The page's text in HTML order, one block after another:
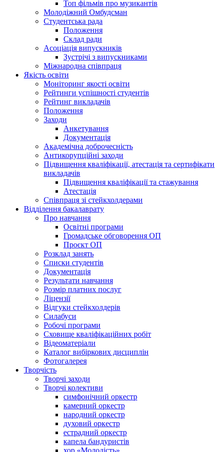
Топ фільмів про музикантів
Молодіжний Омбудсман
Студентська рада
Положення
Склад ради
Асоціація випускників
Зустрічі з випускниками
Міжнародна співпраця
Якість освіти
Моніторинг якості освіти
Рейтинги успішності студентів
Рейтинг викладачів
Положення
Заходи
Анкетування
Документація
Академічна доброчесність
Антикорупційні заходи
Підвищення кваліфікації, атестація та сертифікати
викладачів
Підвищення кваліфікації та стажування
Атестація
Співпраця зі стейкхолдерами
Відділення бакалаврату
Про навчання
Освітні програми
Громадське обговорення ОП
Проєкт ОП
Розклад занять
Списки студентів
Документація
Результати навчання
Розмір платних послуг
Ліцензії
Відгуки стейкхолдерів
Силабуси
Робочі програми
Сховище кваліфікаційних робіт
Відеоматеріали
Каталог вибіркових дисциплін
Фотогалерея
Творчість
Творчі заходи
Творчі колективи
симфонічний оркестр
камерний оркестр
народний оркестр
духовий оркестр
естрадний оркестр
капела бандуристів
хор «Молодість»